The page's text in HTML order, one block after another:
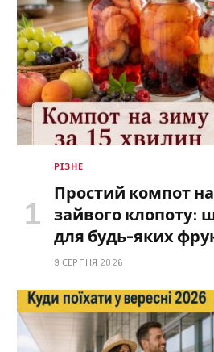
РІЗНЕ
Простий компот
зайвого клопоту:
для будь-яких
9 СЕРПНЯ 2026